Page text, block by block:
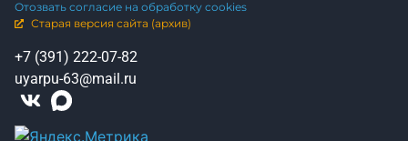
Отозвать согласие на обработку cookies
Старая версия сайта (архив)
+7 (391) 222-07-82
uyarpu-63@mail.ru